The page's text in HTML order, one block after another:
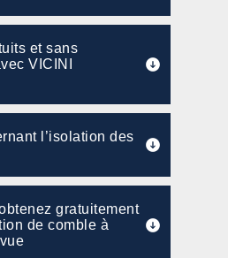
et sans
VICINI
l’isolation des
gratuitement
de comble à